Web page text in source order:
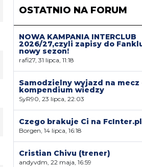
OSTATNIO NA FORUM
NOWA KAMPANIA INTERCLUB
2026/27,czyli zapisy do
nowy sezon!
rafi27, 31 lipca, 11:18
Samodzielny wyjazd na mecz
kompendium wiedzy
SyR90, 23 lipca, 22:03
Czego brakuje Ci na
Borgen, 14 lipca, 16:18
Cristian Chivu (trener)
andyvdm, 22 maja, 16:59